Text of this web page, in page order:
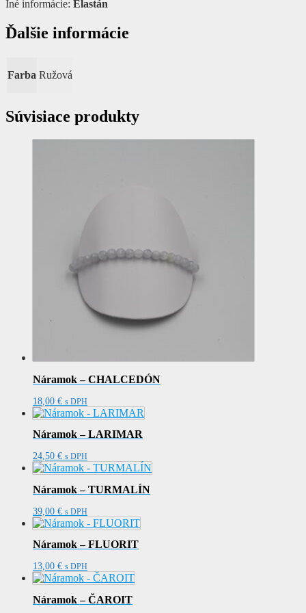
Iné informácie: Elastán
Ďalšie informácie
Farba Ružová
Súvisiace produkty
Náramok – CHALCEDÓN
18,00 € s DPH
Náramok – LARIMAR
24,50 € s DPH
Náramok – TURMALÍN
39,00 € s DPH
Náramok – FLUORIT
13,00 € s DPH
Náramok – ČAROIT